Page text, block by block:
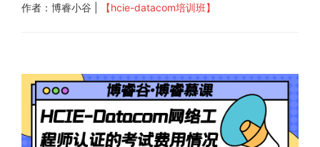
作者：博睿小谷 | 【hcie-datacom培训班】